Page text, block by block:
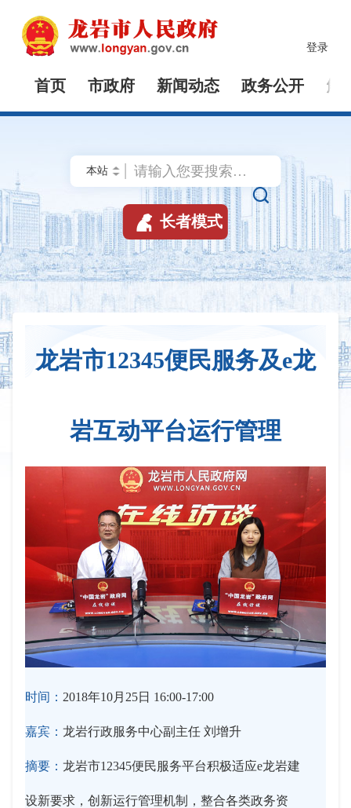
登录
首页 市政府 新闻动态 政务公开 解

 长者模式
龙岩市12345便民服务及e龙
岩互动平台运行管理
时间： 2018年10月25日 16:00-17:00
嘉宾： 龙岩行政服务中心副主任 刘增升
摘要： 龙岩市12345便民服务平台积极适应e龙岩建
设新要求，创新运行管理机制，整合各类政务资